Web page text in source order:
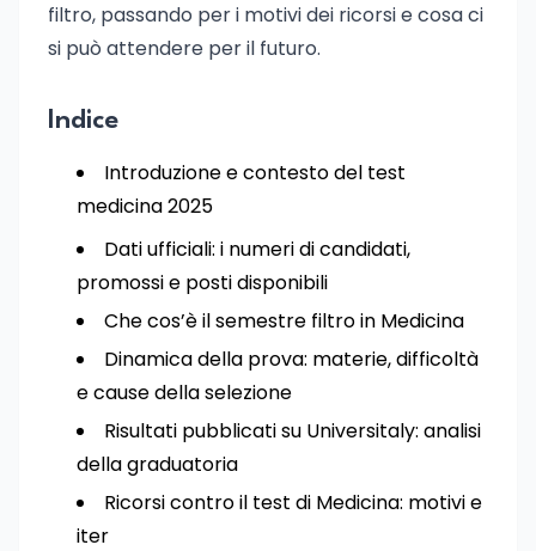
filtro, passando per i motivi dei ricorsi e cosa ci
si può attendere per il futuro.
Indice
Introduzione e contesto del test
medicina 2025
Dati ufficiali: i numeri di candidati,
promossi e posti disponibili
Che cos’è il semestre filtro in Medicina
Dinamica della prova: materie, difficoltà
e cause della selezione
Risultati pubblicati su Universitaly: analisi
della graduatoria
Ricorsi contro il test di Medicina: motivi e
iter